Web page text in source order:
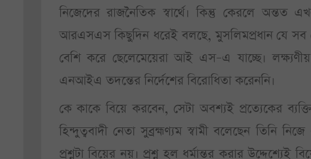
নিজেদের রাজনৈতিক স্বার্থে। কিন্তু কেরলে অন্তত
আরএসএস কিছুদিন ধরেই বলছে, মুসলিমপ্রধান যে সব
বেশি করে ছেলেমেয়েরা আই এস–এ যাচ্ছে।
এনআইএ তদন্তের নির্দেশের বিরোধিতা করেননি।
কে কাকে বিয়ে করবেন, সেটা অবশ্যই প্রত্যেকের
হিন্দুত্ববাদী নেতা সুব্রহ্মণ্যম স্বামী বলেছেন তিনি
প্রশ্নটা বিয়ের নয়। প্রশ্ন হল ধর্মান্তর করার